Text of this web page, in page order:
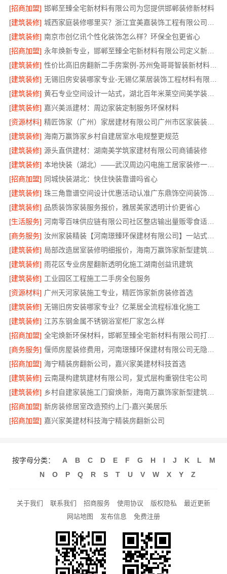
[招商加盟] 邯郸至臻全宅新材料有限公司为您提供邯郸装修新材料
[建筑装修]
[建筑装修] 南京市创亿讯个性化装饰怎么样？环保全包更省心
[招商加盟]
永年焕新专业，邯郸至臻全宅新材料有限公司定义新一代家装体验
[建筑装修]
性价比高旧房翻新二手房案例-苏州兔哥哥智装新材料有限公司
[建筑装修]
[建筑装修]
黄石专业空间设计一站式，湖北百年米莱空间美学装饰材料有限公司
[建筑装修] 嘉兴美派建材：周边家装定制服务环保材料
[资源材料]
精匠饰家（广州）家居建材有限公司广州市区家装装修新房报价
[建筑装修] 海南万赢饰家乡村自建居室水电规整更规范
[建筑装修] 源头直供建材：湖南美学筑家建材有限公司商铺装修
[建筑装修]
本地快装（湖北）——武汉周边闪电施工居家装修一楼带院
[招商加盟] 同城快装湖北：快住快装靠谱吗省心
[建筑装修]
珠三角靠谱空间设计优惠活动认准广东鼎饰空间装饰工程有限公司
[建筑装修] 品质装饰家装服务报价，雅居美家透明计价更省心
[生活服务]
河南零百味供应链有限公司社区整店输出量贩零食适配全场景
[商务服务]
汝州家装精装【河南璟臻环保建材有限公司】一站式整体装修服务
[建筑装修]
局部改造居室装修明细报价，海南万赢饰家新型建筑材料有限公司
[建筑装修] 雨花区专业房屋翻新透明化施工湖南创益讯建筑
[建筑装修] 工业园区工程施工二手房全包服务
[资源材料] 广州天河家装施工专业，精匠饰家新房装修首选
[建筑装修] 无锡旧房安装哪家专业？亿莱居全流程标准化施工
[建筑装修] 江苏东钢金属不锈钢浴室柜厂家怎么样
[招商加盟]
全宅焕新环保材料，邯郸至臻全宅新材料有限公司打造零醛居所
[商务服务]
[招商加盟] 海宁精装房翻新公司，嘉兴家美建材科技首选
[建筑装修] 云南晟构建筑建材有限公司，复式层构重钢住宅公司
[建筑装修]
乡村自建家装施工门窗焕新，海南万赢饰家新型建筑材料有限公司
[招商加盟] 新房装修居室改造预约上门-嘉兴美居乐
[招商加盟] 嘉兴家美建材科技海宁精装房翻新公司
按字母分类： A B C D E F G H I J K L
M
N
O P Q R S T U V W X Y Z
关于我们 联系我们 招商服务 使用协议 版权隐私
最近更新
网站地图
发布信息 免费注册